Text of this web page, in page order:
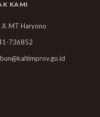
KAMI
MT Haryono
736852